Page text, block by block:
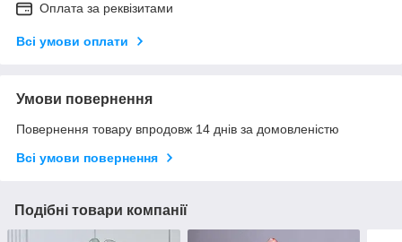
Оплата за реквізитами
Всі умови оплати
Умови повернення
Повернення товару впродовж 14 днів за домовленістю
Всі умови повернення
Подібні товари компанії